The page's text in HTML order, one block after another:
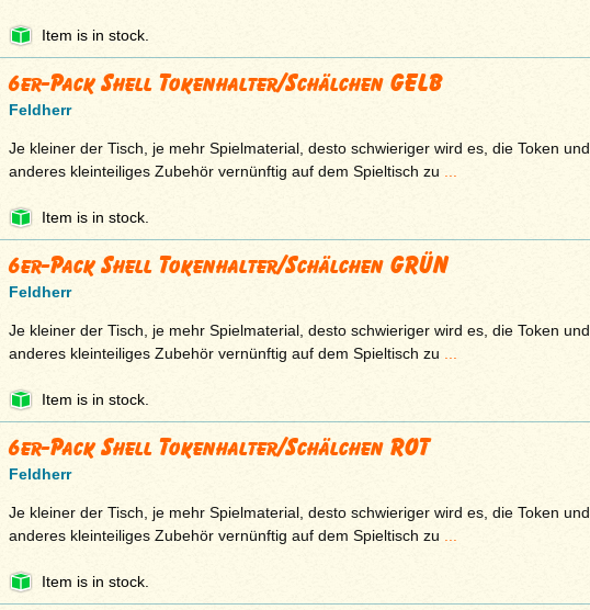
Item is in stock.
6er-Pack Shell Tokenhalter/Schälchen GELB
Feldherr
Je kleiner der Tisch, je mehr Spielmaterial, desto schwieriger wird es, die Token und
anderes kleinteiliges Zubehör vernünftig auf dem Spieltisch zu ...
Item is in stock.
6er-Pack Shell Tokenhalter/Schälchen GRÜN
Feldherr
Je kleiner der Tisch, je mehr Spielmaterial, desto schwieriger wird es, die Token und
anderes kleinteiliges Zubehör vernünftig auf dem Spieltisch zu ...
Item is in stock.
6er-Pack Shell Tokenhalter/Schälchen ROT
Feldherr
Je kleiner der Tisch, je mehr Spielmaterial, desto schwieriger wird es, die Token und
anderes kleinteiliges Zubehör vernünftig auf dem Spieltisch zu ...
Item is in stock.